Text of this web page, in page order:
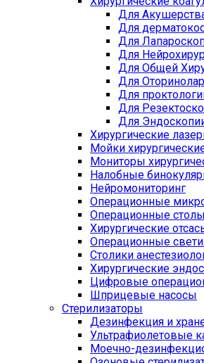
Для
Для
Для
Для
Для Общей
Для
Для
Для
Для
Хирургические
Мойки
Мониторы
Налобные
Нейромониторинг
Операционные
Операционные столы
Хирургические
Операционные
Столики
Хирургические
Цифровые
Шприцевые насосы
Стерилизаторы
Дезинфекция и
Ультрафиолетовые
Моечно-